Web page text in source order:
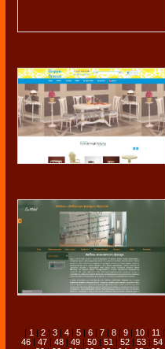
| 1 | 2| 3| 4| 5| 6| 7| 8| 9| 10| 11 |
46 | 47 | 48 | 49 | 50 | 51 | 52 | 53 | 54